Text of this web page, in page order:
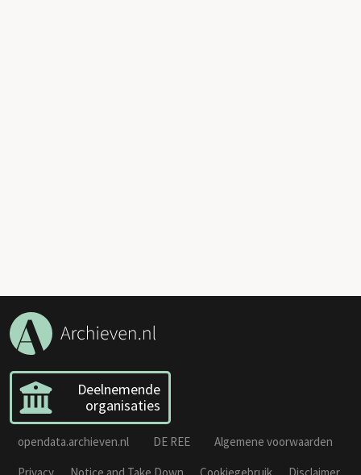
Deelnemende
organisaties
opendata.archieven.nl DE REE
Algemene voorwaarden